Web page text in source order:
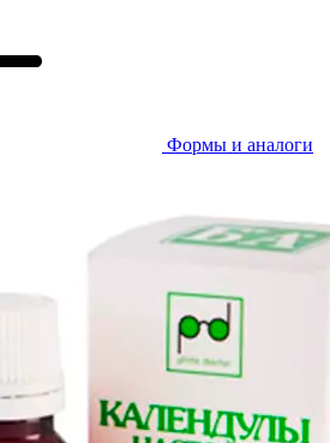
Формы и аналоги